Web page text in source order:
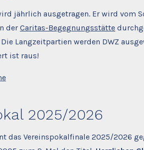
jährlich ausgetragen. Er wird vom
der Caritas-Begegnungsstätte
Langzeitpartien werden DWZ
ist raus!
2025/2026
das Vereinspokalfinale 2025/2026